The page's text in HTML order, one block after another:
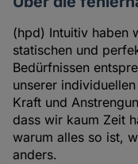
(hpd) Intuitiv haben
statischen und
Bedürfnissen
unserer
Kraft und
dass wir kaum Zeit
warum alles so ist,
anders.